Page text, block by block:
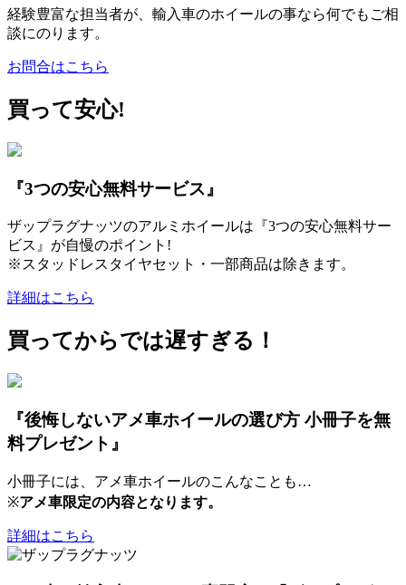
経験豊富な担当者が、輸入車のホイールの事なら何でもご相
談にのります。
お問合はこちら
買って安心!
『3つの安心無料サービス』
ザップラグナッツのアルミホイールは『3つの安心無料サー
ビス』が自慢のポイント!
※スタッドレスタイヤセット・一部商品は除きます。
詳細はこちら
買ってからでは遅すぎる！
『後悔しないアメ車ホイールの選び方 小冊子を無
料プレゼント』
小冊子には、アメ車ホイールのこんなことも…
※アメ車限定の内容となります。
詳細はこちら